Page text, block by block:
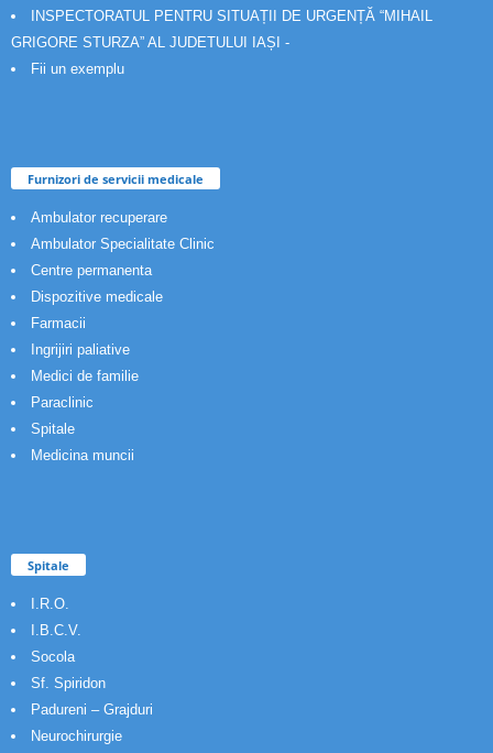
INSPECTORATUL PENTRU SITUAȚII DE URGENȚĂ “MIHAIL
GRIGORE STURZA” AL JUDETULUI IAȘI -
Fii un exemplu
Furnizori de servicii medicale
Ambulator recuperare
Ambulator Specialitate Clinic
Centre permanenta
Dispozitive medicale
Farmacii
Ingrijiri paliative
Medici de familie
Paraclinic
Spitale
Medicina muncii
Spitale
I.R.O.
I.B.C.V.
Socola
Sf. Spiridon
Padureni – Grajduri
Neurochirurgie